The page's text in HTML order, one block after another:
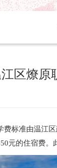
区燎原
标准由温江
元的住宿费。